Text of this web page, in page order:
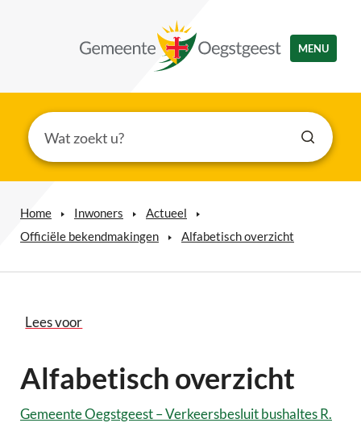
MENU
Home Inwoners
Actueel
Officiële bekendmakingen
Alfabetisch overzicht
Lees voor
Alfabetisch overzicht
Gemeente Oegstgeest – Verkeersbesluit bushaltes R.